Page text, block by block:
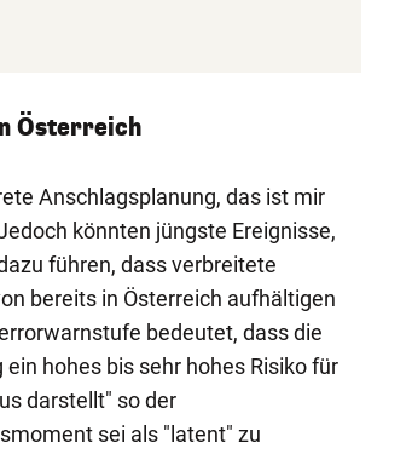
Österreich
Anschlagsplanung, das ist mir
könnten jüngste Ereignisse,
führen, dass verbreitete
bereits in Österreich aufhältigen
bedeutet, dass die
hohes bis sehr hohes Risiko für
darstellt" so der
sei als "latent" zu